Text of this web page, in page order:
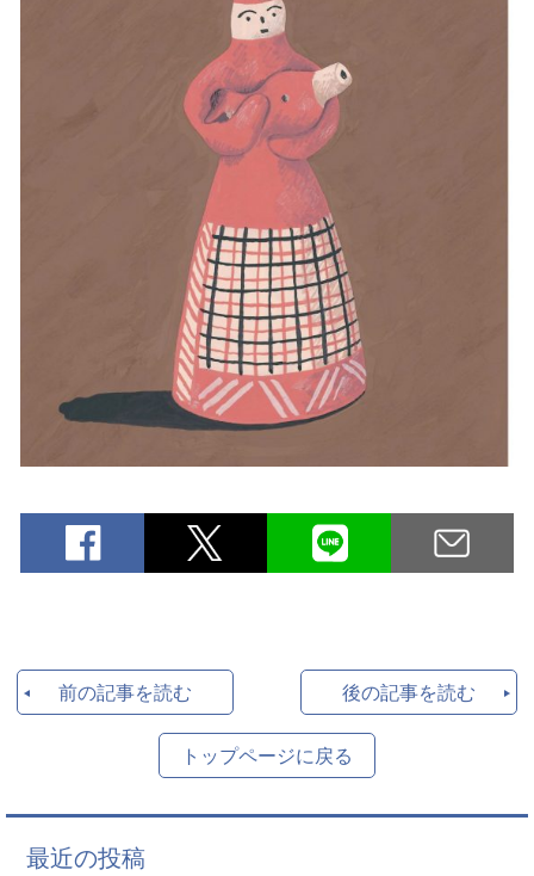
前の記事を読む 後の記事を読む
トップページに戻る
最近の投稿